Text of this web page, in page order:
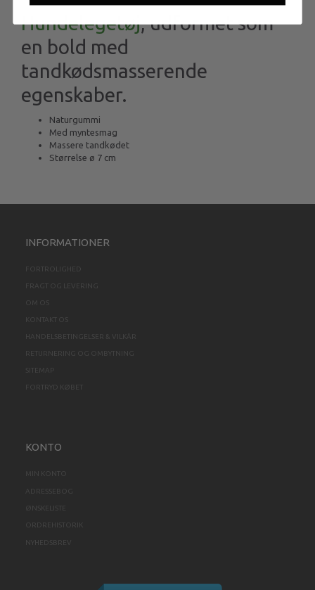
Hundelegetøj, udformet som
en bold med
tandkødsmasserende
egenskaber.
Naturgummi
Med myntesmag
Massere tandkødet
Størrelse ø 7 cm
INFORMATIONER
FORTROLIGHED
FRAGT OG LEVERING
OM OS
KONTAKT OS
HANDELSBETINGELSER & VILKÅR
RETURNERING OG OMBYTNING
SITEMAP
FORTRYD KØBET
KONTO
MIN KONTO
ADRESSEBOG
ØNSKELISTE
ORDREHISTORIK
NYHEDSBREV